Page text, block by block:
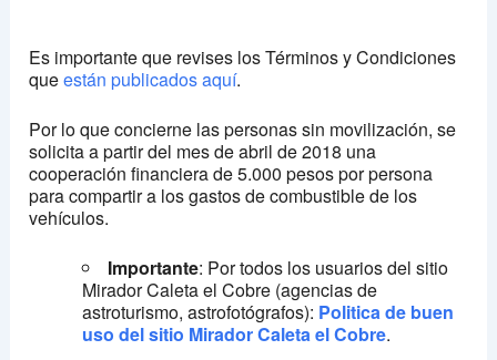
Es importante que revises los Términos y Condiciones
queestán publicados aquí.
Por lo que concierne las personas sin movilización, se
solicita a partir del mes de abril de 2018 una
cooperación financiera de 5.000 pesos por persona
para compartir a los gastos de combustible de los
vehículos.
Importante: Por todos los usuarios del sitio
Mirador Caleta el Cobre (agencias de
astroturismo, astrofotógrafos): Politica de buen
uso del sitio Mirador Caleta el Cobre.